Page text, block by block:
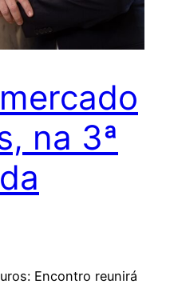
na 3ª
Encontro reunirá